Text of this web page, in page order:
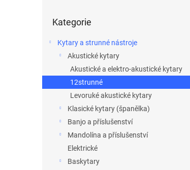
kategorie
Kategorie
Kytary a strunné nástroje
Akustické kytary
Akustické a elektro-akustické kytary
12strunné
Levoruké akustické kytary
Klasické kytary (španělka)
Banjo a příslušenství
Mandolína a příslušenství
Elektrické
Baskytary